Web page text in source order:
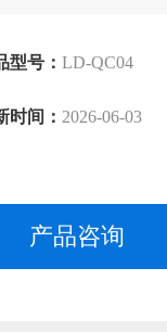
型号： LD-QC04
时间： 2026-06-03
产品咨询